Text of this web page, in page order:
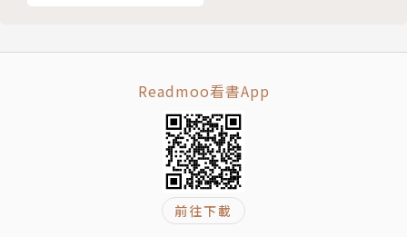
Readmoo看書App
前往下載